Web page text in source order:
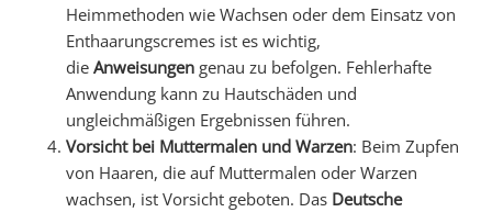
Heimmethoden wie Wachsen oder dem Einsatz von
Enthaarungscremes ist es wichtig,
die Anweisungen genau zu befolgen. Fehlerhafte
Anwendung kann zu Hautschäden und
ungleichmäßigen Ergebnissen führen.
Vorsicht bei Muttermalen und Warzen: Beim Zupfen
von Haaren, die auf Muttermalen oder Warzen
wachsen, ist Vorsicht geboten. Das Deutsche